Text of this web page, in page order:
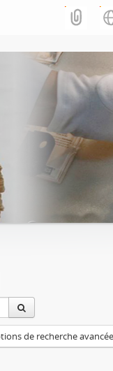
de recherche avancée